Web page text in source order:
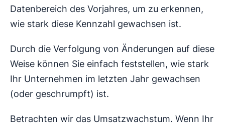
Datenbereich des Vorjahres, um zu erkennen,
wie stark diese Kennzahl gewachsen ist.
Durch die Verfolgung von Änderungen auf diese
Weise können Sie einfach feststellen, wie stark
Ihr Unternehmen im letzten Jahr gewachsen
(oder geschrumpft) ist.
Betrachten wir das Umsatzwachstum. Wenn Ihr